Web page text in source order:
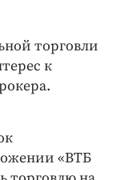
торговли
к
«ВТБ